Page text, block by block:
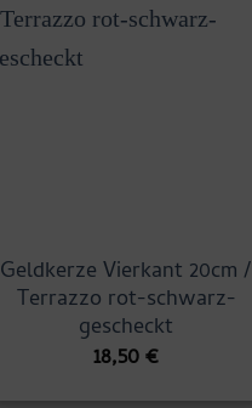
Geldkerze Vierkant 20cm /
Terrazzo rot-schwarz-
gescheckt
18,50€